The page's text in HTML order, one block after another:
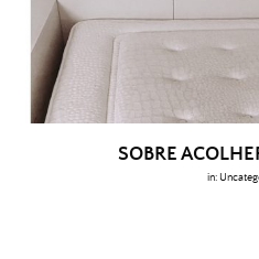
SOBRE
in: